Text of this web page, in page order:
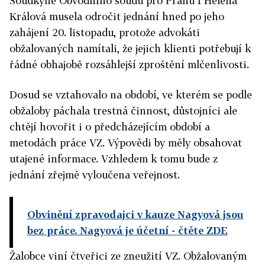
Králová musela odročit jednání hned po jeho
zahájení 20. listopadu, protože advokáti
obžalovaných namítali, že jejich klienti potřebují k
řádné obhajobě rozsáhlejší zproštění mlčenlivosti.
Dosud se vztahovalo na období, ve kterém se podle
obžaloby páchala trestná činnost, důstojníci ale
chtějí hovořit i o předcházejícím období a
metodách práce VZ. Výpovědi by měly obsahovat
utajené informace. Vzhledem k tomu bude z
jednání zřejmě vyloučena veřejnost.
Obvinění zpravodajci v kauze Nagyová jsou
bez práce. Nagyová je účetní - čtěte ZDE
Žalobce viní čtveřici ze zneužití VZ. Obžalovaným